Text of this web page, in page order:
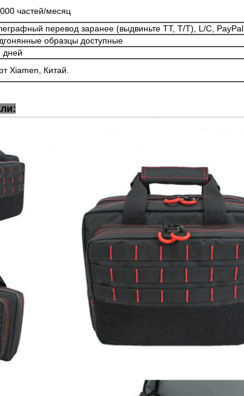
частей/месяц
перевод заранее (выдвиньте TT, T/T), L/C, PayPal
образцы доступные
дней
Xiamen, Китай.